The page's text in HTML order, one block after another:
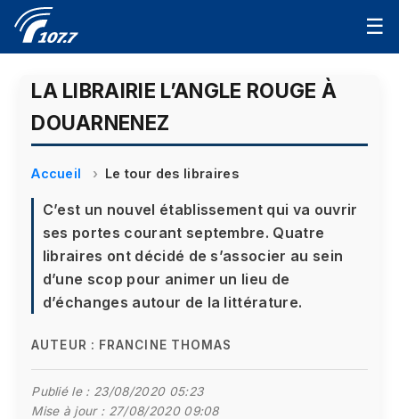
☰
LA LIBRAIRIE L’ANGLE ROUGE À
DOUARNENEZ
Accueil Le tour des libraires
C’est un nouvel établissement qui va ouvrir
ses portes courant septembre. Quatre
libraires ont décidé de s’associer au sein
d’une scop pour animer un lieu de
d’échanges autour de la littérature.
AUTEUR : FRANCINE THOMAS
Publié le : 23/08/2020 05:23
Mise à jour : 27/08/2020 09:08